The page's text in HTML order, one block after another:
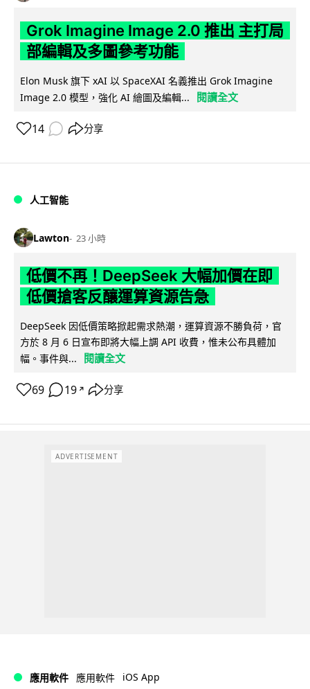
Grok Imagine Image 2.0 推出 主打局
部編輯及多圖參考功能
Elon Musk 旗下 xAI 以 SpaceXAI 名義推出 Grok Imagine
Image 2.0 模型，強化 AI 繪圖及編輯...
閱讀全文
14 分享
人工智能
Lawton 23 小時
低價不再！DeepSeek 大幅加價在即
低價搶客反釀運算資源告急
DeepSeek 因低價策略掀起需求熱潮，運算資源不勝負荷，官
方於 8 月 6 日宣布即將大幅上調 API 收費，惟未公布具體加
幅。事件與...
閱讀全文
69 19 ↗ 分享
ADVERTISEMENT
應用軟件 應用軟件 iOS App